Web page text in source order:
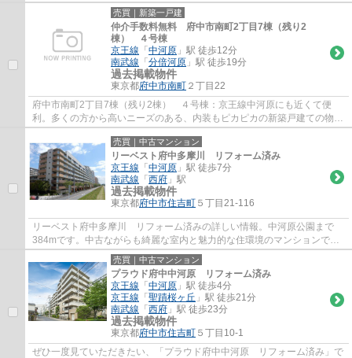
中市京王線中河原周辺の一戸建てをお探し...
売買｜新築一戸建
仲介手数料無料 府中市南町2丁目7棟（残り2
棟） ４号棟
京王線 「 中河原 」駅 徒歩12分
南武線 「 分倍河原 」駅 徒歩19分
過去掲載物件
東京都府中市南町 ２丁目22
府中市南町2丁目7棟（残り2棟） ４号棟：京王線中河原にも近くて便
利。多くの方から高いニーズのある、内装もピカピカの新築戸建ての物件
です。南側道路に面した物件です。多くの方に...
売買｜中古マンション
リーベスト府中多摩川 リフォーム済み
京王線 「 中河原 」駅 徒歩7分
南武線 「 西府 」駅
過去掲載物件
東京都府中市住吉町 ５丁目21-116
リーベスト府中多摩川 リフォーム済みの詳しい情報。中河原公園まで
384mです。中古ながらも綺麗な室内と魅力的な住環境のマンションで
す。駅徒歩7分の物件です。不動産の購入を検討し...
売買｜中古マンション
プラウド府中中河原 リフォーム済み
京王線 「 中河原 」駅 徒歩4分
京王線 「 聖蹟桜ヶ丘 」駅 徒歩21分
南武線 「 西府 」駅 徒歩23分
過去掲載物件
東京都府中市住吉町 ５丁目10-1
ぜひ一度見ていただきたい、「プラウド府中中河原 リフォーム済み」で